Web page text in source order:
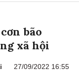
bão
xã hội
27/09/2022 16:55